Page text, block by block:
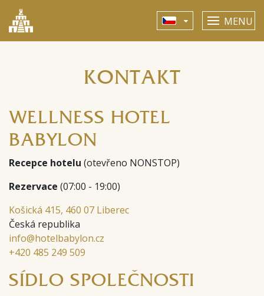
MENU
KONTAKT
WELLNESS HOTEL
BABYLON
Recepce hotelu (otevřeno NONSTOP)
Rezervace (07:00 - 19:00)
Košická 415, 460 07 Liberec
Česká republika
info@hotelbabylon.cz
+420 485 249 509
SÍDLO SPOLEČNOSTI